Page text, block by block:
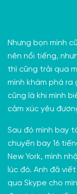
Nhưng bọn mình
nên nổi tiếng,
thì cũng trải qua
mình khám phá
cũng là khi mình
cảm xúc yêu
Sau đó mình bay
chuyến bay 16
New York, mình
lúc đó. Anh đã
qua Skype cho